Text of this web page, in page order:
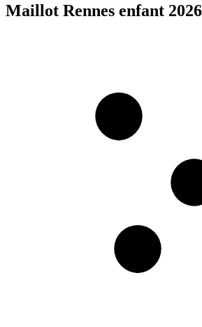
Maillot Rennes enfant